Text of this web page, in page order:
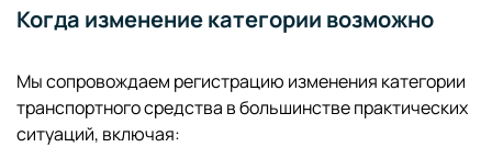
Когда изменение категории возможно
Мы сопровождаем регистрацию изменения категории
транспортного средства в большинстве практических
ситуаций, включая: